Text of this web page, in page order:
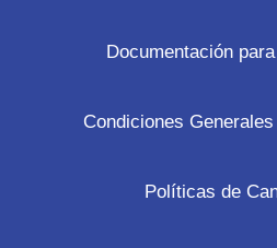
Documentación
Condiciones
Políticas de